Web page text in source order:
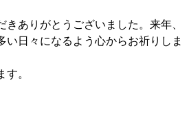
ありがとうございました。来年、
い日々になるよう心からお祈りしま
。